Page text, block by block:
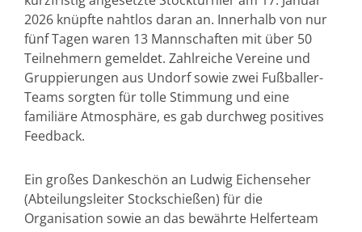
2026 knüpfte nahtlos daran an. Innerhalb von nur
fünf Tagen waren 13 Mannschaften mit über 50
Teilnehmern gemeldet. Zahlreiche Vereine und
Gruppierungen aus Undorf sowie zwei Fußballer-
Teams sorgten für tolle Stimmung und eine
familiäre Atmosphäre, es gab durchweg positives
Feedback.
Ein großes Dankeschön an Ludwig Eichenseher
(Abteilungsleiter Stockschießen) für die
Organisation sowie an das bewährte Helferteam